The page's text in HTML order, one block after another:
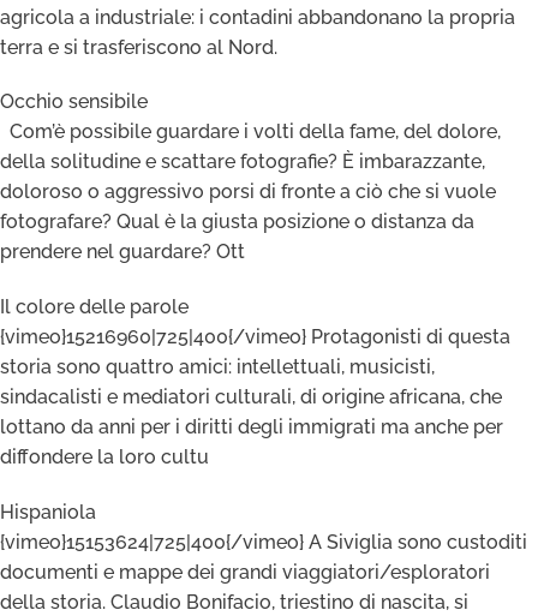
agricola a industriale: i contadini abbandonano la propria
terra e si trasferiscono al Nord.
Occhio sensibile
Com’è possibile guardare i volti della fame, del dolore,
della solitudine e scattare fotografie? È imbarazzante,
doloroso o aggressivo porsi di fronte a ciò che si vuole
fotografare? Qual è la giusta posizione o distanza da
prendere nel guardare? Ott
Il colore delle parole
{vimeo}15216960|725|400{/vimeo} Protagonisti di questa
storia sono quattro amici: intellettuali, musicisti,
sindacalisti e mediatori culturali, di origine africana, che
lottano da anni per i diritti degli immigrati ma anche per
diffondere la loro cultu
Hispaniola
{vimeo}15153624|725|400{/vimeo} A Siviglia sono custoditi
documenti e mappe dei grandi viaggiatori/esploratori
della storia. Claudio Bonifacio, triestino di nascita, si